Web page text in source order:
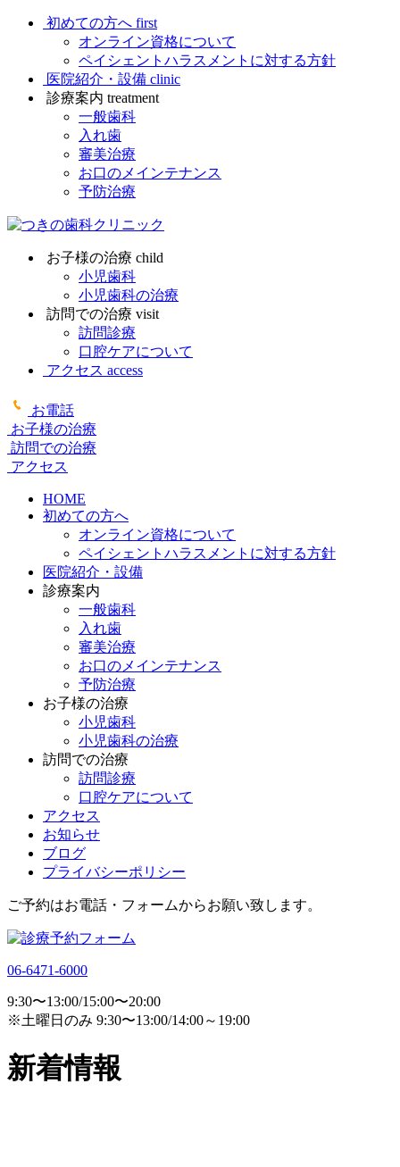
初めての方へ first
オンライン資格について
ペイシェントハラスメントに対する方針
医院紹介・設備 clinic
診療案内 treatment
一般歯科
入れ歯
審美治療
お口のメインテナンス
予防治療
お子様の治療 child
小児歯科
小児歯科の治療
訪問での治療 visit
訪問診療
口腔ケアについて
アクセス access
お電話
お子様の治療
訪問での治療
アクセス
HOME
初めての方へ
オンライン資格について
ペイシェントハラスメントに対する方針
医院紹介・設備
診療案内
一般歯科
入れ歯
審美治療
お口のメインテナンス
予防治療
お子様の治療
小児歯科
小児歯科の治療
訪問での治療
訪問診療
口腔ケアについて
アクセス
お知らせ
ブログ
プライバシーポリシー
ご予約はお電話・フォームからお願い致します。
06-6471-6000
9:30〜13:00/15:00〜20:00
※土曜日のみ 9:30〜13:00/14:00～19:00
新着情報